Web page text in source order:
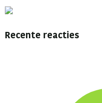
Recente reacties